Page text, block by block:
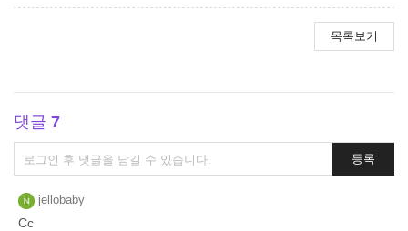
목록보기
댓글 7
댓
글
쓰
기
등록
jellobaby
Cc